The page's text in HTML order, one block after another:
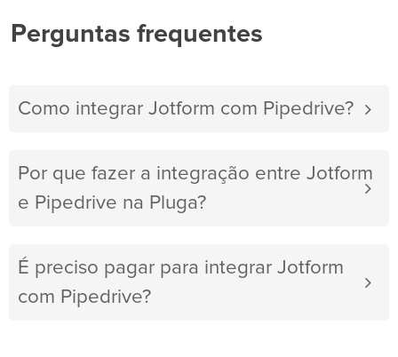
Perguntas frequentes
Como integrar Jotform com Pipedrive?
Por que fazer a integração entre Jotform
e Pipedrive na Pluga?
É preciso pagar para integrar Jotform
com Pipedrive?